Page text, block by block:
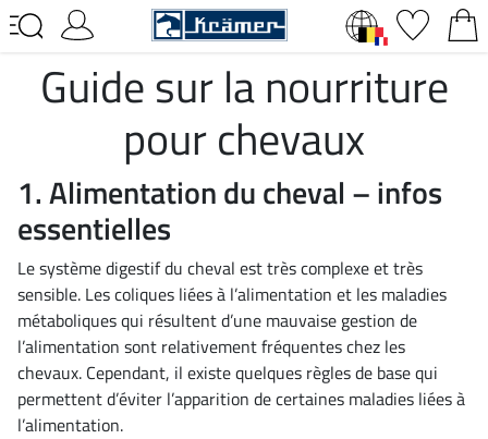
Guide sur la nourriture
pour chevaux
1. Alimentation du cheval – infos
essentielles
Le système digestif du cheval est très complexe et très
sensible. Les coliques liées à l’alimentation et les maladies
métaboliques qui résultent d’une mauvaise gestion de
l’alimentation sont relativement fréquentes chez les
chevaux. Cependant, il existe quelques règles de base qui
permettent d’éviter l’apparition de certaines maladies liées à
l’alimentation.